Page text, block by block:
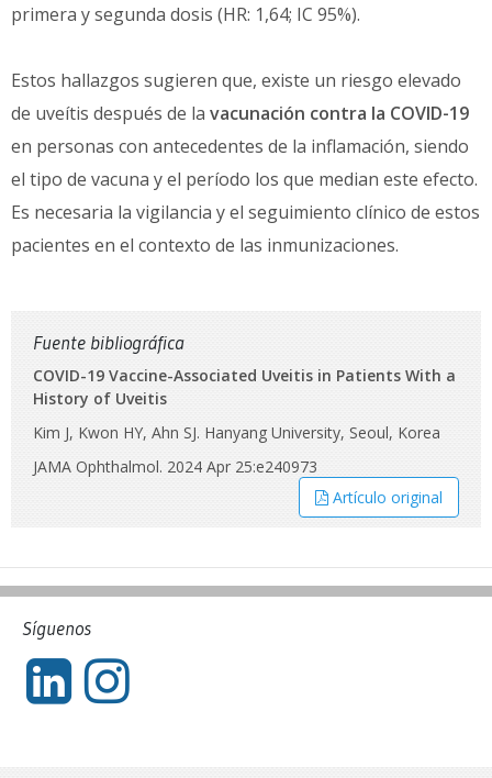
primera y segunda dosis (HR: 1,64; IC 95%).
Estos hallazgos sugieren que, existe un riesgo elevado
de uveítis después de la vacunación contra la COVID-19
en personas con antecedentes de la inflamación, siendo
el tipo de vacuna y el período los que median este efecto.
Es necesaria la vigilancia y el seguimiento clínico de estos
pacientes en el contexto de las inmunizaciones.
Fuente bibliográfica
COVID-19 Vaccine-Associated Uveitis in Patients With a
History of Uveitis
Kim J, Kwon HY, Ahn SJ. Hanyang University, Seoul, Korea
JAMA Ophthalmol. 2024 Apr 25:e240973
Artículo original
Síguenos